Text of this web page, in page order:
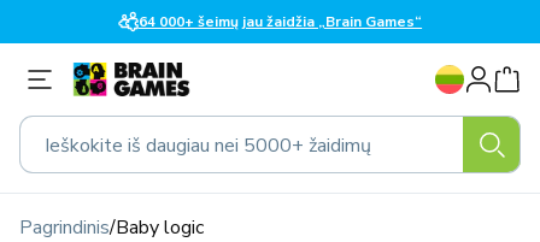
turinį
64 000+ šeimų jau žaidžia „Brain Games“
Ieškokite iš daugiau nei 5000+ žaidimų
K
a
b
Prisijungti
Pagrindinis/Baby logic